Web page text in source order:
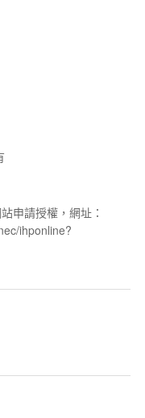
申請授權，網址：
ihponline?